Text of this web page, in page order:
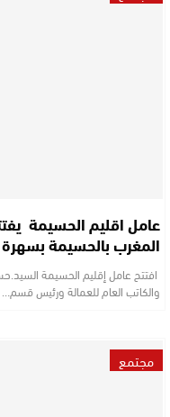
عامل اقليم الحسيمة
المغرب بالحسيمة
افتتح عامل إقليم الحسيمة
والكاتب العام للعمالة ورئيس قسم…
مجتمع